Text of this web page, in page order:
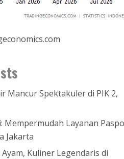
Mancur Spektakuler di PIK 2,
Mempermudah Layanan
Jakarta
Kuliner Legendaris di